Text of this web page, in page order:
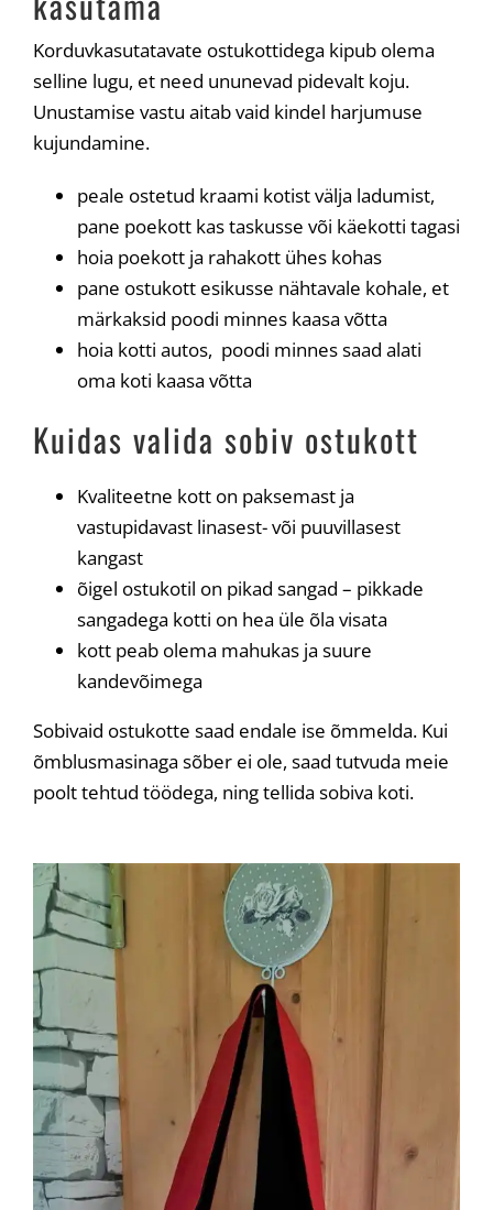
Korduvkasutatavate ostukottidega kipub olema
selline lugu, et need ununevad pidevalt koju.
Unustamise vastu aitab vaid kindel harjumuse
kujundamine.
peale ostetud kraami kotist välja ladumist,
pane poekott kas taskusse või käekotti tagasi
hoia poekott ja rahakott ühes kohas
pane ostukott esikusse nähtavale kohale, et
märkaksid poodi minnes kaasa võtta
hoia kotti autos, poodi minnes saad alati
oma koti kaasa võtta
Kuidas valida sobiv ostukott
Kvaliteetne kott on paksemast ja
vastupidavast linasest- või puuvillasest
kangast
õigel ostukotil on pikad sangad – pikkade
sangadega kotti on hea üle õla visata
kott peab olema mahukas ja suure
kandevõimega
Sobivaid ostukotte saad endale ise õmmelda. Kui
õmblusmasinaga sõber ei ole, saad tutvuda meie
poolt tehtud töödega, ning tellida sobiva koti.